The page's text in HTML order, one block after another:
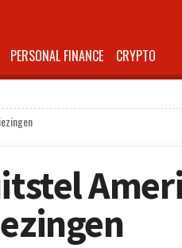
PERSONAL FINANCE CRYPTO